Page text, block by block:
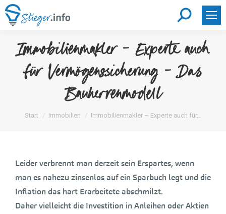
Search:
Immobilienmakler – Experte auch
für Vermögenssicherung – Das
Bauherrenmodell
Sie befinden sich hier:
Start Immobilien Immobilienmakler – Experte auch für…
Leider verbrennt man derzeit sein Erspartes, wenn
man es nahezu zinsenlos auf ein Sparbuch legt und die
Inflation das hart Erarbeitete abschmilzt.
Daher vielleicht die Investition in Anleihen oder Aktien